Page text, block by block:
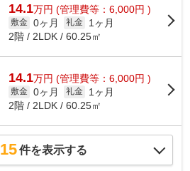
14.1万円 (管理費等：6,000円 )
敷金 0ヶ月 礼金
1ヶ月
2階 / 2LDK / 60.25㎡
14.1万円 (管理費等：6,000円 )
敷金 0ヶ月 礼金
1ヶ月
2階 / 2LDK / 60.25㎡
15件を表示する